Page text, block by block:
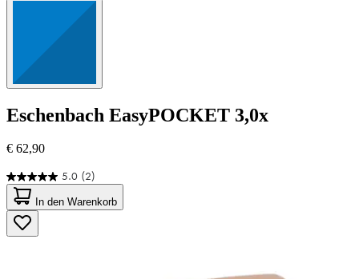
Eschenbach EasyPOCKET 3,0x
€ 62,90
5.0 (2)
5.0
von
5
Sternen.
2
In den Warenkorb